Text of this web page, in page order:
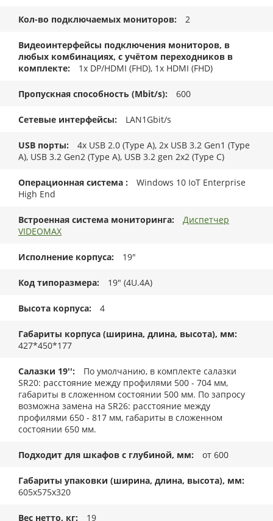
Кол-во подключаемых мониторов 2
Видеоинтерфейсы подключения мониторов, в
любых комбинациях, с учётом переходников в
комплекте
1x DP/HDMI (FHD), 1x HDMI (FHD)
Пропускная способность (Mbit/s) 600
Сетевые интерфейсы LAN1Gbit/s
USB порты
4x USB 2.0 (Type A), 2x USB 3.2 Gen1 (Type
A), USB 3.2 Gen2 (Type A), USB 3.2 gen 2x2 (Type C)
Операционная система
Windows 10 IoT Enterprise
High End
Встроенная система мониторинга
Диспетчер
VIDEOMAX
Исполнение корпуса 19"
Код типоразмера 19" (4U.4A)
Высота корпуса 4
Габариты корпуса (ширина, длина, высота), мм
427*450*177
Салазки 19''
По умолчанию, в комплекте салазки
SR20: расстояние между профилями 500 - 704 мм,
габариты в сложенном состоянии 500 мм. По запросу
возможна замена на SR26: расстояние между
профилями 650 - 817 мм, габариты в сложенном
состоянии 650 мм.
Подходит для шкафов с глубиной, мм от 600
Габариты упаковки (ширина, длина, высота), мм
605x575x320
Вес нетто, кг 19